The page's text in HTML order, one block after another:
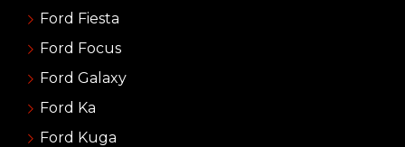
Ford Fiesta
Ford Focus
Ford Galaxy
Ford Ka
Ford Kuga